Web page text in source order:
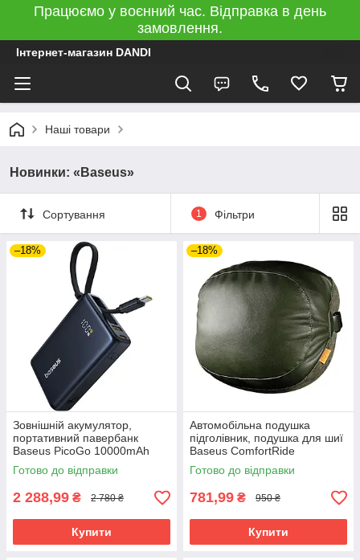
Працюємо у воєнний час. Відправка в день
замовлення.
Інтернет-магазин DANDI
Наші товари
Новинки: «Baseus»
Сортування 1 Фільтри
–18%
Зовнішній акумулятор,
портативний павербанк
Baseus PicoGo 10000mAh
45W Cosmic Black
Готово до відправки
2 288,99 ₴ 2 780 ₴
Купити
–18%
Автомобільна подушка
підголівник, подушка для шиї
Baseus ComfortRide
двостороння з DuPont
наповнювачем
Готово до відправки
781,99 ₴ 950 ₴
Купити